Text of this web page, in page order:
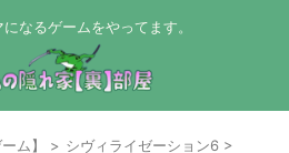
になるゲームをやってます。
ム】 > シヴィライゼーション6 >